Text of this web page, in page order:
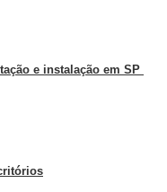
e instalação em SP